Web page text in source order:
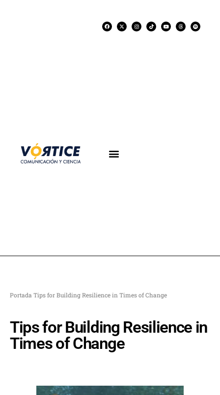
Portada Tips for Building Resilience in Times of Change
Tips for Building Resilience in
Times of Change